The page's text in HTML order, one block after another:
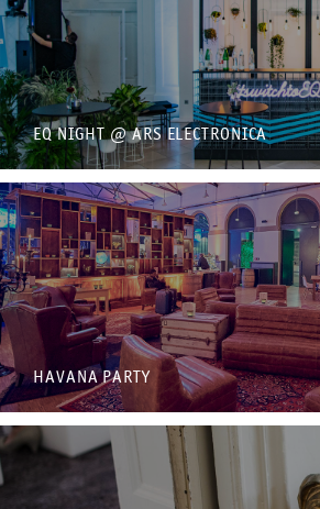
EQ NIGHT @ ARS ELECTRONICA
HAVANA PARTY